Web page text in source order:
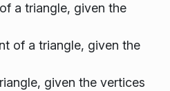
a triangle, given the
of a triangle, given the
given the vertices